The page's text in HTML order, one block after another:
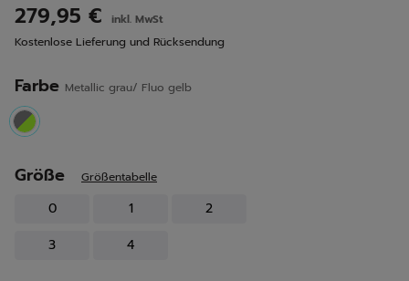
auf
derselben
Seite.
279,95 €
inkl. MwSt
Kostenlose Lieferung und Rücksendung
Farbe Metallic grau/ Fluo gelb
selected
Größe Größentabelle
0 1
2
3
4